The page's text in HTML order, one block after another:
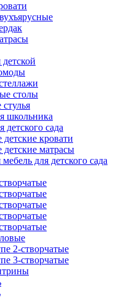
столы
школьника
детского сада
кровати
детские матрасы
для детского сада
2-створчатые
3-створчатые